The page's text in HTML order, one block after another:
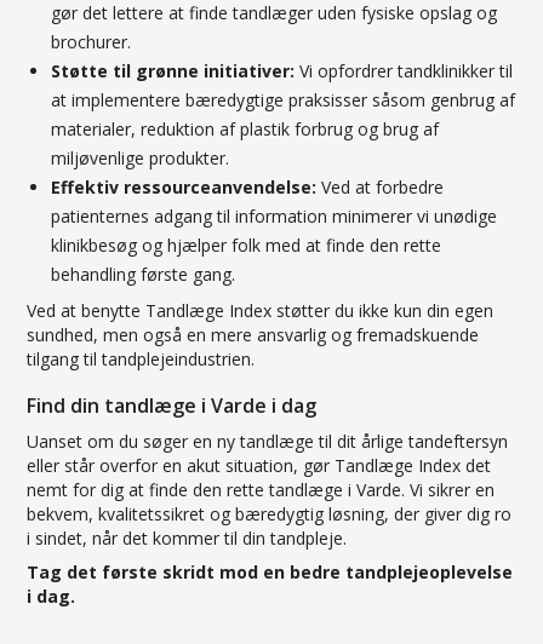
gør det lettere at finde tandlæger uden fysiske opslag og
brochurer.
Støtte til grønne initiativer: Vi opfordrer tandklinikker til
at implementere bæredygtige praksisser såsom genbrug af
materialer, reduktion af plastik forbrug og brug af
miljøvenlige produkter.
Effektiv ressourceanvendelse: Ved at forbedre
patienternes adgang til information minimerer vi unødige
klinikbesøg og hjælper folk med at finde den rette
behandling første gang.
Ved at benytte Tandlæge Index støtter du ikke kun din egen
sundhed, men også en mere ansvarlig og fremadskuende
tilgang til tandplejeindustrien.
Find din tandlæge i Varde i dag
Uanset om du søger en ny tandlæge til dit årlige tandeftersyn
eller står overfor en akut situation, gør Tandlæge Index det
nemt for dig at finde den rette tandlæge i Varde. Vi sikrer en
bekvem, kvalitetssikret og bæredygtig løsning, der giver dig ro
i sindet, når det kommer til din tandpleje.
Tag det første skridt mod en bedre tandplejeoplevelse
i dag.